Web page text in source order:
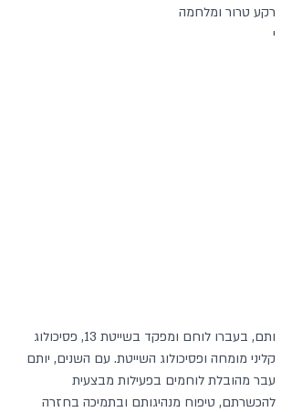
רקע טרור ומלחמה
י
ותם, בעברו לוחם ומפקד בשייטת 13, פסיכולוג
קליני מומחה ופסיכולוג השייטת. עם השנים, יותם
עבר מהובלת לוחמים בפעילות מבצעית
להכשרתם, טיפוח מנהיגותם ובתמיכה בחזרה